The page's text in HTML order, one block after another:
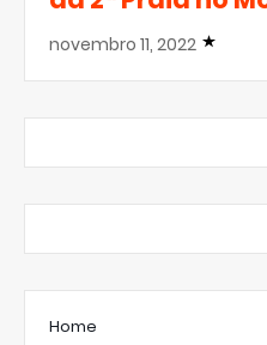
novembro 11, 2022
Home